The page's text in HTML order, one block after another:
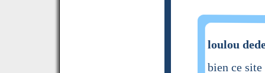
loulou
bien ce site